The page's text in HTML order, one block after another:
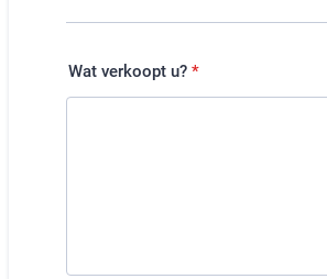
Wat verkoopt u? *